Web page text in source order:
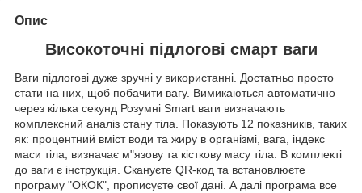
Опис
Високоточні підлогові смарт ваги
Ваги підлогові дуже зручні у використанні. Достатньо просто
стати на них, щоб побачити вагу. Вимикаються автоматично
через кілька секунд Розумні Smart ваги визначають
комплексний аналіз стану тіла. Показують 12 показників, таких
як: процентний вміст води та жиру в організмі, вага, індекс
маси тіла, визначає м"язову та кісткову масу тіла. В комплекті
до ваги є інструкція. Скануєте QR-код та встановлюєте
програму "ОКОК", прописуєте свої дані. А далі програма все